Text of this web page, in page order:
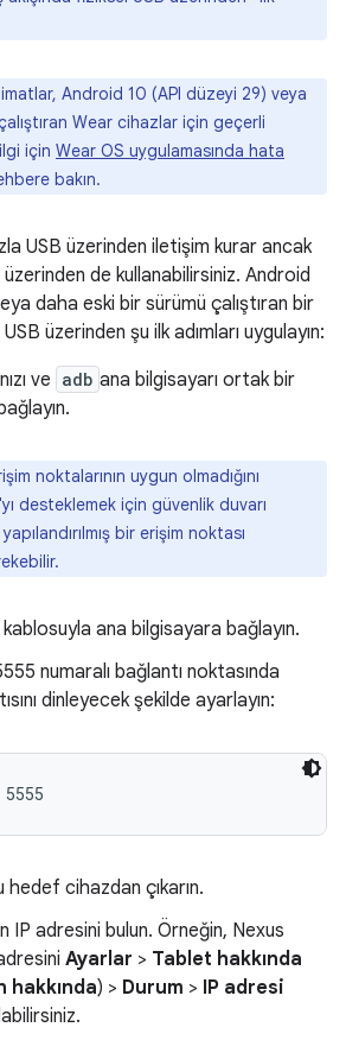
Android 10 (API düzeyi 29) veya
Wear cihazlar için geçerli
için Wear OS uygulamasında hata
bakın.
USB üzerinden iletişim kurar ancak
üzerinden de kullanabilirsiniz. Android
daha eski bir sürümü çalıştıran bir
üzerinden şu ilk adımları uygulayın:
ve adb ana bilgisayarı ortak bir
noktalarının uygun olmadığını
'yı desteklemek için güvenlik duvarı
bir erişim noktası
kablosuyla ana bilgisayara bağlayın.
numaralı bağlantı noktasında
dinleyecek şekilde ayarlayın:
hedef cihazdan çıkarın.
IP adresini bulun. Örneğin, Nexus
Ayarlar > Tablet hakkında
hakkında) > Durum > IP adresi